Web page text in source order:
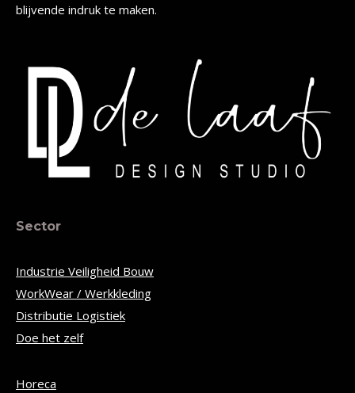
blijvende indruk te maken.
Sector
Industrie Veiligheid Bouw
WorkWear / Werkkleding
Distributie Logistiek
Doe het zelf
Horeca